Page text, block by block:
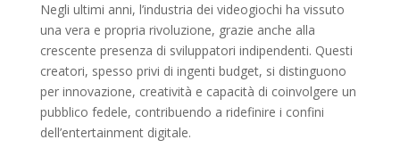
Negli ultimi anni, l’industria dei videogiochi ha vissuto
una vera e propria rivoluzione, grazie anche alla
crescente presenza di sviluppatori indipendenti. Questi
creatori, spesso privi di ingenti budget, si distinguono
per innovazione, creatività e capacità di coinvolgere un
pubblico fedele, contribuendo a ridefinire i confini
dell’entertainment digitale.